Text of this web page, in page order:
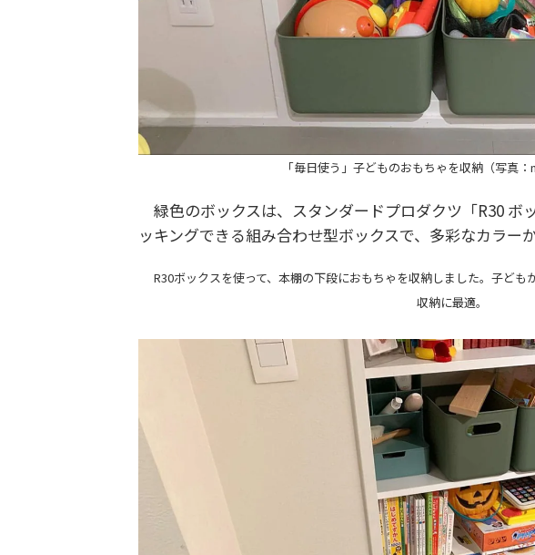
「毎日使う」子どものおもちゃを収納（写真：
緑色のボックスは、スタンダードプロダクツ「R30 ボ
ッキングできる組み合わせ型ボックスで、多彩なカラー
R30ボックスを使って、本棚の下段におもちゃを収納しました。子ども
収納に最適。